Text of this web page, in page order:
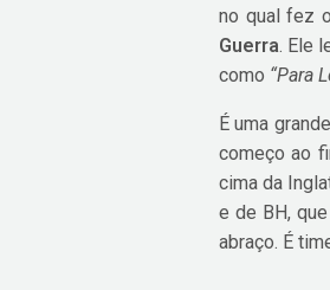
no qual fez
Guerra. Ele
como “Para
É uma
começo ao
cima da
e de BH,
abraço. É